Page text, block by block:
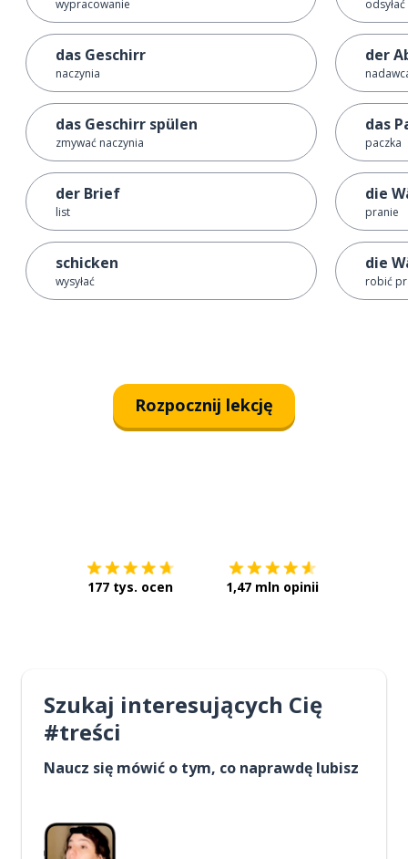
wypracowanie
das Geschirr
naczynia
das Geschirr spülen
zmywać naczynia
der Brief
list
schicken
wysyłać
der
das
paczka
die
pranie
die
robić
Rozpocznij lekcję
177 tys. ocen 1,47 mln opinii
Szukaj interesujących Cię
#treści
Naucz się mówić o tym, co naprawdę lubisz